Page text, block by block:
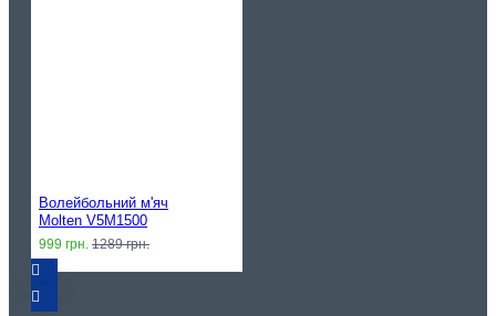
Волейбольний м'яч
Molten V5M1500
999 грн. 1289 грн.